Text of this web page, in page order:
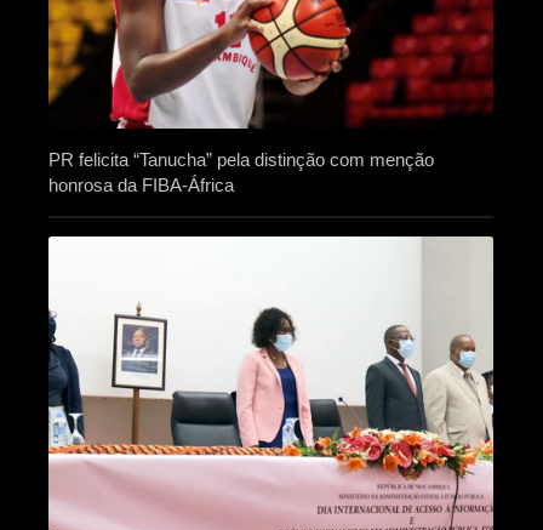
PR felicita “Tanucha” pela distinção com menção
honrosa da FIBA-África